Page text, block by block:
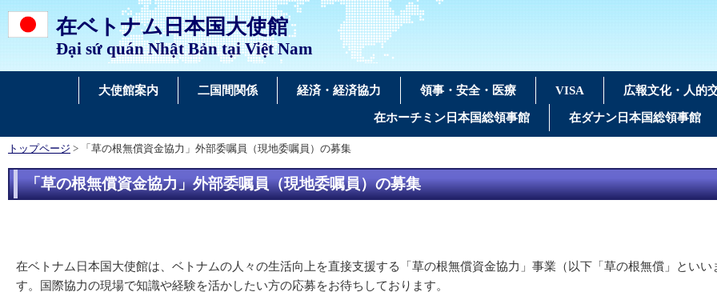
在ベトナム日本国大使館
Đại sứ quán Nhật Bản tại Việt Nam
大使館案内 二国間関係 経済・経済協力 領事・安全・医療 VISA 広報文化・人的
在ホーチミン日本国総領事館 在ダナン日本国総領事館
トップページ > 「草の根無償資金協力」外部委嘱員（現地委嘱員）の募集
「草の根無償資金協力」外部委嘱員（現地委嘱員）の募集
在ベトナム日本国大使館は、ベトナムの人々の生活向上を直接支援する「草の根無償資金協力」事業（以下「草の根無償」とい
す。国際協力の現場で知識や経験を活かしたい方の応募をお待ちしております。